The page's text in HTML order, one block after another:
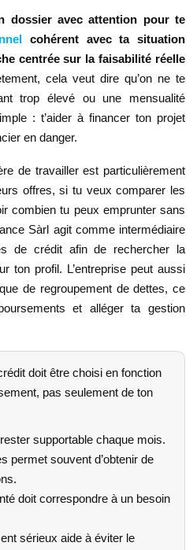
dossier avec attention pour te
cohérent avec ta situation
centrée sur la faisabilité réelle
cela veut dire qu’on ne te
trop élevé ou une mensualité
: t’aider à financer ton projet
en danger.
de travailler est particulièrement
offres, si tu veux comparer les
combien tu peux emprunter sans
Sàrl agit comme intermédiaire
de crédit afin de rechercher la
ton profil. L’entreprise peut aussi
de regroupement de dettes, ce
et alléger ta gestion
doit être choisi en fonction
pas seulement de ton
supportable chaque mois.
permet souvent d’obtenir de
doit correspondre à un besoin
sérieux aide à éviter le